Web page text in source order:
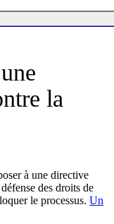
la
à une directive
des droits de
le processus. Un